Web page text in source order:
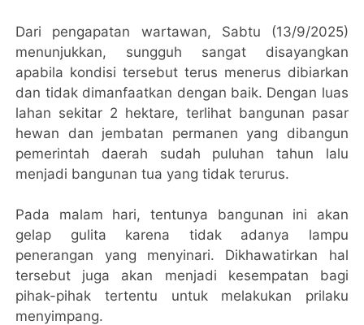
Dari pengapatan wartawan, Sabtu (13/9/2025)
menunjukkan, sungguh sangat disayangkan
apabila kondisi tersebut terus menerus dibiarkan
dan tidak dimanfaatkan dengan baik. Dengan luas
lahan sekitar 2 hektare, terlihat bangunan pasar
hewan dan jembatan permanen yang dibangun
pemerintah daerah sudah puluhan tahun lalu
menjadi bangunan tua yang tidak terurus.
Pada malam hari, tentunya bangunan ini akan
gelap gulita karena tidak adanya lampu
penerangan yang menyinari. Dikhawatirkan hal
tersebut juga akan menjadi kesempatan bagi
pihak-pihak tertentu untuk melakukan prilaku
menyimpang.